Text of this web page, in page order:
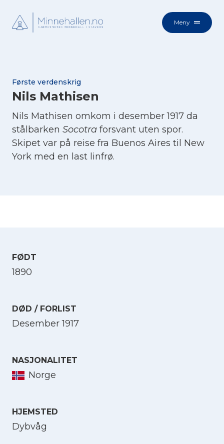
Meny
Første verdenskrig
Nils Mathisen
Nils Mathisen omkom i desember 1917 da
stålbarken Socotra forsvant uten spor.
Skipet var på reise fra Buenos Aires til New
York med en last linfrø.
FØDT
1890
DØD / FORLIST
Desember 1917
NASJONALITET
Norge
HJEMSTED
Dybvåg